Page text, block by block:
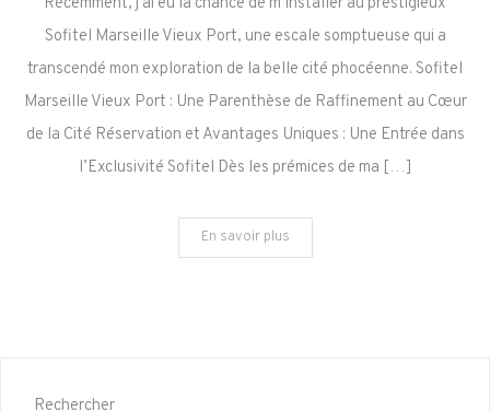
Vieux
Port
:
Luxe,
Sofitel Marseille Vieux Port, une escale somptueuse qui a
transcendé mon exploration de la belle cité phocéenne. Sofitel
Marseille Vieux Port : Une Parenthèse de Raffinement au Cœur
de la Cité Réservation et Avantages Uniques : Une Entrée dans
l’Exclusivité Sofitel Dès les prémices de ma […]
En savoir plus
Rechercher